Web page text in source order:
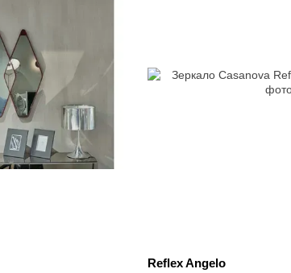
Reflex Angelo